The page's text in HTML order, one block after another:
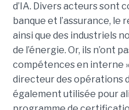
d’IA. Divers acteurs sont
banque et l’assurance,
ainsi que des industriels
de l’énergie. Or, ils n’ont
compétences en interne
directeur des opérations
également utilisée pour